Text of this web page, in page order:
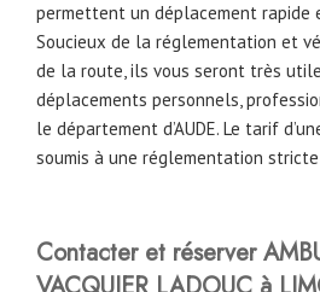
permettent un déplacement rapide
Soucieux de la réglementation et
de la route, ils vous seront très
déplacements personnels,
le département d’AUDE. Le tarif
soumis à une réglementation
Contacter et réserver